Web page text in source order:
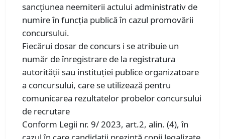
sancțiunea neemiterii actului administrativ de
numire în funcția publică în cazul promovării
concursului.
Fiecărui dosar de concurs i se atribuie un
număr de înregistrare de la registratura
autorității sau instituției publice organizatoare
a concursului, care se utilizează pentru
comunicarea rezultatelor probelor concursului
de recrutare
Conform Legii nr. 9/ 2023, art.2, alin. (4), în